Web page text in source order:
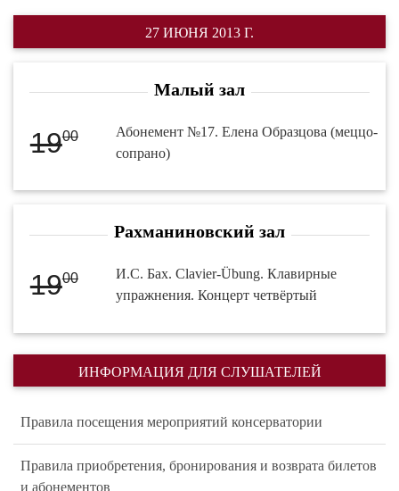
27 ИЮНЯ 2013 Г.
Малый зал
1900
Абонемент №17. Елена Образцова (меццо-
сопрано)
Рахманиновский зал
1900
И.С. Бах. Clavier-Übung. Клавирные
упражнения. Концерт четвёртый
ИНФОРМАЦИЯ ДЛЯ СЛУШАТЕЛЕЙ
Правила посещения мероприятий консерватории
Правила приобретения, бронирования и возврата билетов
и абонементов